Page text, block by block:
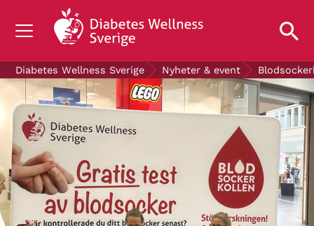
OM DIABETES
STÖD OSS
FORSKNING
NYHETER & EVENT
OM OSS
GRATIS DIABETESPRODUKTER
Diabetes Wellness Sverige Nyheter & event